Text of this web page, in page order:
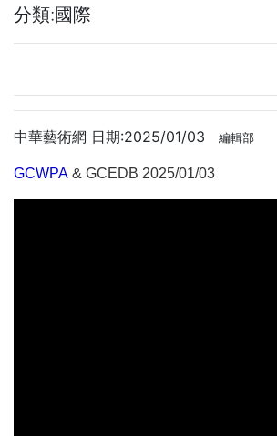
分類:國際
中華藝術網 日期:2025/01/03 編輯部
GCWPA & GCEDB 2025/01/03